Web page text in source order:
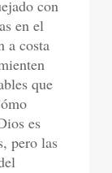
con
en el
a costa
que
es
pero las